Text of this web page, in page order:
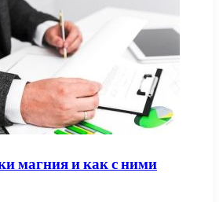
магния и как с ними